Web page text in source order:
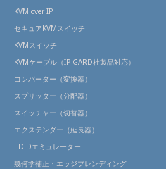
KVM over IP
セキュアKVMスイッチ
KVMスイッチ
KVMケーブル（IP GARD社製品対応）
コンバーター（変換器）
スプリッター（分配器）
スイッチャー（切替器）
エクステンダー（延長器）
EDIDエミュレーター
幾何学補正・エッジブレンディング